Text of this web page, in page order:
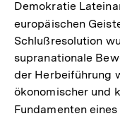
Demokratie
europäischen
Schlußresolution
supranationale
der Herbeiführung
ökonomischer und
Fundamenten